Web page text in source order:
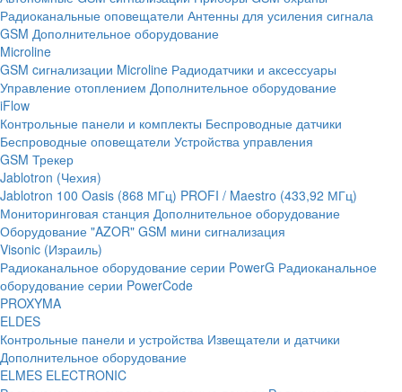
Радиоканальные оповещатели Антенны для усиления сигнала
GSM Дополнительное оборудование
Microline
GSM cигнализации Microline Радиодатчики и аксессуары
Управление отоплением Дополнительное оборудование
iFlow
Контрольные панели и комплекты Беспроводные датчики
Беспроводные оповещатели Устройства управления
GSM Трекер
Jablotron (Чехия)
Jablotron 100 Oasis (868 МГц) PROFI / Maestro (433,92 МГц)
Мониторинговая станция Дополнительное оборудование
Оборудование "AZOR" GSM мини сигнализация
Visonic (Израиль)
Радиоканальное оборудование серии PowerG Радиоканальное
оборудование серии PowerCode
PROXYMA
ELDES
Контрольные панели и устройства Извещатели и датчики
Дополнительное оборудование
ELMES ELECTRONIC